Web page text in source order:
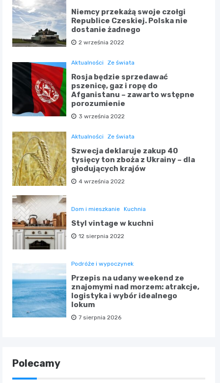
Niemcy przekażą swoje czołgi
Republice Czeskiej. Polska nie
dostanie żadnego
2 września 2022
Aktualności Ze świata
Rosja będzie sprzedawać
pszenicę, gaz i ropę do
Afganistanu – zawarto wstępne
porozumienie
3 września 2022
Aktualności Ze świata
Szwecja deklaruje zakup 40
tysięcy ton zboża z Ukrainy – dla
głodujących krajów
4 września 2022
Dom i mieszkanie Kuchnia
Styl vintage w kuchni
12 sierpnia 2022
Podróże i wypoczynek
Przepis na udany weekend ze
znajomymi nad morzem: atrakcje,
logistyka i wybór idealnego
lokum
7 sierpnia 2026
Polecamy